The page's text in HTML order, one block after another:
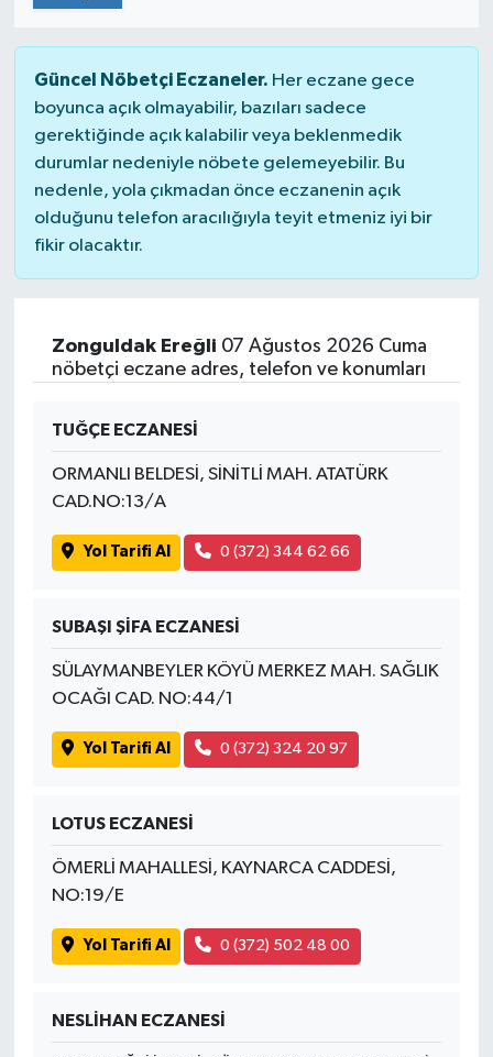
Güncel Nöbetçi Eczaneler. Her eczane gece
boyunca açık olmayabilir, bazıları sadece
gerektiğinde açık kalabilir veya beklenmedik
durumlar nedeniyle nöbete gelemeyebilir. Bu
nedenle, yola çıkmadan önce eczanenin açık
olduğunu telefon aracılığıyla teyit etmeniz iyi bir
fikir olacaktır.
Zonguldak Ereğli 07 Ağustos 2026 Cuma
nöbetçi eczane adres, telefon ve konumları
TUĞÇE ECZANESİ
ORMANLI BELDESİ, SİNİTLİ MAH. ATATÜRK
CAD.NO:13/A
Yol Tarifi Al 0 (372) 344 62 66
SUBAŞI ŞİFA ECZANESİ
SÜLAYMANBEYLER KÖYÜ MERKEZ MAH. SAĞLIK
OCAĞI CAD. NO:44/1
Yol Tarifi Al 0 (372) 324 20 97
LOTUS ECZANESİ
ÖMERLİ MAHALLESİ, KAYNARCA CADDESİ,
NO:19/E
Yol Tarifi Al 0 (372) 502 48 00
NESLİHAN ECZANESİ